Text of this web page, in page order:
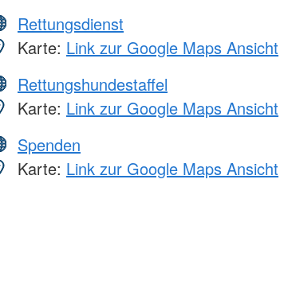
Rettungsdienst
Karte: Link zur Google Maps Ansicht
Rettungshundestaffel
Karte: Link zur Google Maps Ansicht
Spenden
Karte: Link zur Google Maps Ansicht